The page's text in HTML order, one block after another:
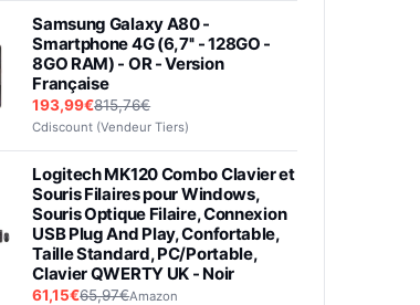
Samsung Galaxy A80 -
Smartphone 4G (6,7'' - 128GO -
8GO RAM) - OR - Version
Française
193,99€815,76€
Cdiscount (Vendeur Tiers)
Logitech MK120 Combo Clavier et
Souris Filaires pour Windows,
Souris Optique Filaire, Connexion
USB Plug And Play, Confortable,
Taille Standard, PC/Portable,
Clavier QWERTY UK - Noir
61,15€65,97€Amazon